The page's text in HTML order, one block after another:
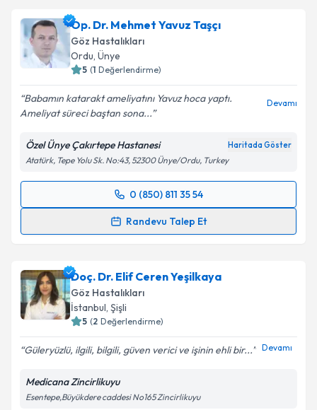
Op. Dr. Mehmet Yavuz Taşçı
Göz Hastalıkları
Ordu, Ünye
5 (1 Değerlendirme)
Babamın katarakt ameliyatını Yavuz hoca yaptı.
Ameliyat süreci baştan sona...
Devamı
Özel Ünye Çakırtepe Hastanesi Haritada Göster
Atatürk, Tepe Yolu Sk. No:43, 52300 Ünye/Ordu, Turkey
0 (850) 811 35 54
Randevu Talep Et
Randevu Takvimi Talebi
için bir takvim hazırlandığında e-posta ile
bilgilendireceğiz.
E-posta Adresiniz
Kişisel verilerimin işlenmesine ilişkin
Metni'ni okudum ve kişisel verilerimin belirtilen
Doç. Dr. Elif Ceren Yeşilkaya
Göz Hastalıkları
İstanbul, Şişli
5 (2 Değerlendirme)
Güleryüzlü, ilgili, bilgili, güven verici ve işinin ehli bir... Devamı
Medicana Zincirlikuyu
Esentepe,Büyükdere caddesi No165 Zincirlikuyu